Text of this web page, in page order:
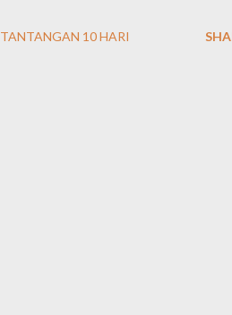
TANTANGAN 10 HARI